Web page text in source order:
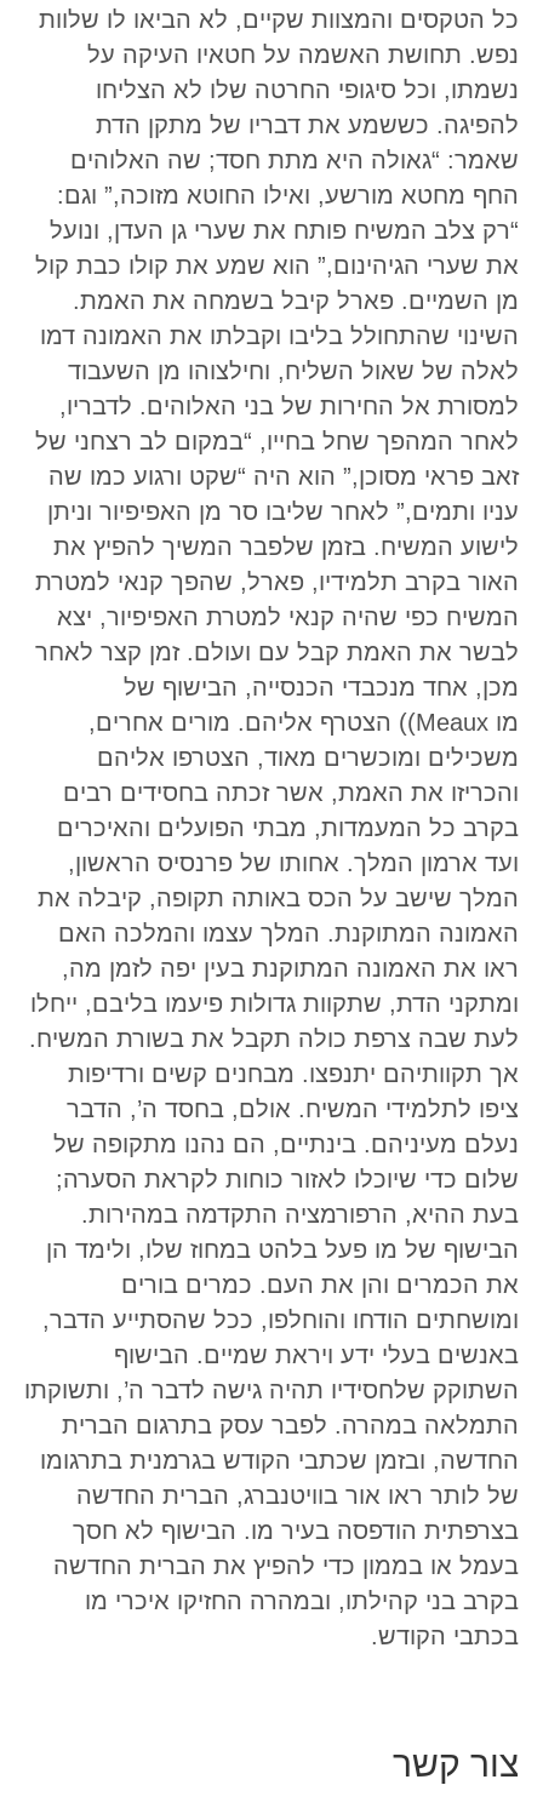
כל הטקסים והמצוות שקיים, לא הביאו לו שלוות
נפש. תחושת האשמה על חטאיו העיקה על
נשמתו, וכל סיגופי החרטה שלו לא הצליחו
להפיגה. כששמע את דבריו של מתקן הדת
שאמר: “גאולה היא מתת חסד; שה האלוהים
החף מחטא מורשע, ואילו החוטא מזוכה,” וגם:
“רק צלב המשיח פותח את שערי גן העדן, ונועל
את שערי הגיהינום,” הוא שמע את קולו כבת קול
מן השמיים. פארל קיבל בשמחה את האמת.
השינוי שהתחולל בליבו וקבלתו את האמונה דמו
לאלה של שאול השליח, וחילצוהו מן השעבוד
למסורת אל החירות של בני האלוהים. לדבריו,
לאחר המהפך שחל בחייו, “במקום לב רצחני של
זאב פראי מסוכן,” הוא היה “שקט ורגוע כמו שה
עניו ותמים,” לאחר שליבו סר מן האפיפיור וניתן
לישוע המשיח. בזמן שלפבר המשיך להפיץ את
האור בקרב תלמידיו, פארל, שהפך קנאי למטרת
המשיח כפי שהיה קנאי למטרת האפיפיור, יצא
לבשר את האמת קבל עם ועולם. זמן קצר לאחר
מכן, אחד מנכבדי הכנסייה, הבישוף של
מו Meaux)) הצטרף אליהם. מורים אחרים,
משכילים ומוכשרים מאוד, הצטרפו אליהם
והכריזו את האמת, אשר זכתה בחסידים רבים
בקרב כל המעמדות, מבתי הפועלים והאיכרים
ועד ארמון המלך. אחותו של פרנסיס הראשון,
המלך שישב על הכס באותה תקופה, קיבלה את
האמונה המתוקנת. המלך עצמו והמלכה האם
ראו את האמונה המתוקנת בעין יפה לזמן מה,
ומתקני הדת, שתקוות גדולות פיעמו בליבם, ייחלו
לעת שבה צרפת כולה תקבל את בשורת המשיח.
אך תקוותיהם יתנפצו. מבחנים קשים ורדיפות
ציפו לתלמידי המשיח. אולם, בחסד ה’, הדבר
נעלם מעיניהם. בינתיים, הם נהנו מתקופה של
שלום כדי שיוכלו לאזור כוחות לקראת הסערה;
בעת ההיא, הרפורמציה התקדמה במהירות.
הבישוף של מו פעל בלהט במחוז שלו, ולימד הן
את הכמרים והן את העם. כמרים בורים
ומושחתים הודחו והוחלפו, ככל שהסתייע הדבר,
באנשים בעלי ידע ויראת שמיים. הבישוף
השתוקק שלחסידיו תהיה גישה לדבר ה’, ותשוקתו
התמלאה במהרה. לפבר עסק בתרגום הברית
החדשה, ובזמן שכתבי הקודש בגרמנית בתרגומו
של לותר ראו אור בוויטנברג, הברית החדשה
בצרפתית הודפסה בעיר מו. הבישוף לא חסך
בעמל או בממון כדי להפיץ את הברית החדשה
בקרב בני קהילתו, ובמהרה החזיקו איכרי מו
בכתבי הקודש.
צור קשר